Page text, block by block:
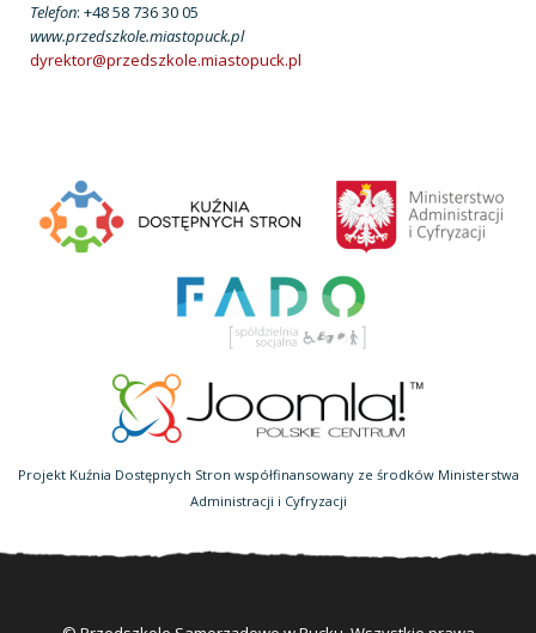
Telefon: +48 58 736 30 05
www.przedszkole.miastopuck.pl
dyrektor@przedszkole.miastopuck.pl
Projekt Kuźnia Dostępnych Stron współfinansowany ze środków Ministerstwa
Administracji i Cyfryzacji